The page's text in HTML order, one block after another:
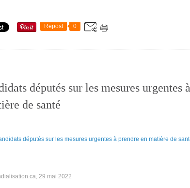
Repost 0
députés sur les mesures urgentes à
de santé
29 mai 2022